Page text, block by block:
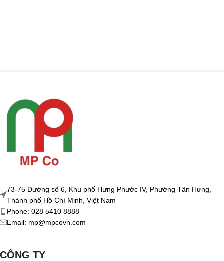
73-75 Đường số 6, Khu phố Hưng Phước IV, Phường Tân Hưng,
Thành phố Hồ Chí Minh, Việt Nam
Phone: 028 5410 8888
Email: mp@mpcovn.com
CÔNG TY